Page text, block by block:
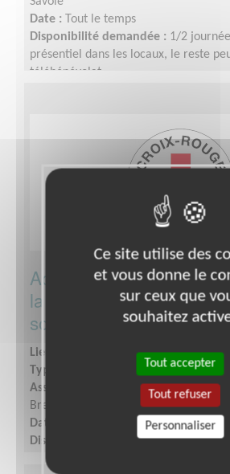
Date : Tout le temps
Disponibilité demandée : 1/2
présentiel dans les locaux, le reste
télébénévolat.
Accueil/ Orientation dans
la future ouverture d'une
solidaire
Lieu :
BREST (29200)
Type :
Accueil, Information
Association :
Croix-Rouge Française -
Brest
Date :
Disponibilité demandée :2 demi-
Ce site utilise des
et vous donne le
sur ceux que
souhaitez
Tout accepter
Tout refuser
Personnaliser